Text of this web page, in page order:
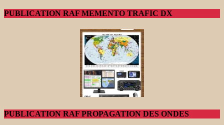
PUBLICATION RAF MEMENTO TRAFIC DX
PUBLICATION RAF PROPAGATION DES ONDES